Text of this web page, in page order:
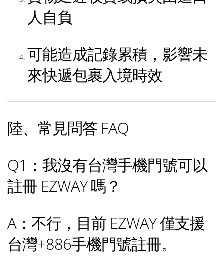
人自負
可能造成記錄累積，影響未
來快遞包裹入境時效
陸、常見問答 FAQ
Q1：我沒有台灣手機門號可以
註冊 EZWAY 嗎？
A：不行，目前 EZWAY 僅支援
台灣+886手機門號註冊。